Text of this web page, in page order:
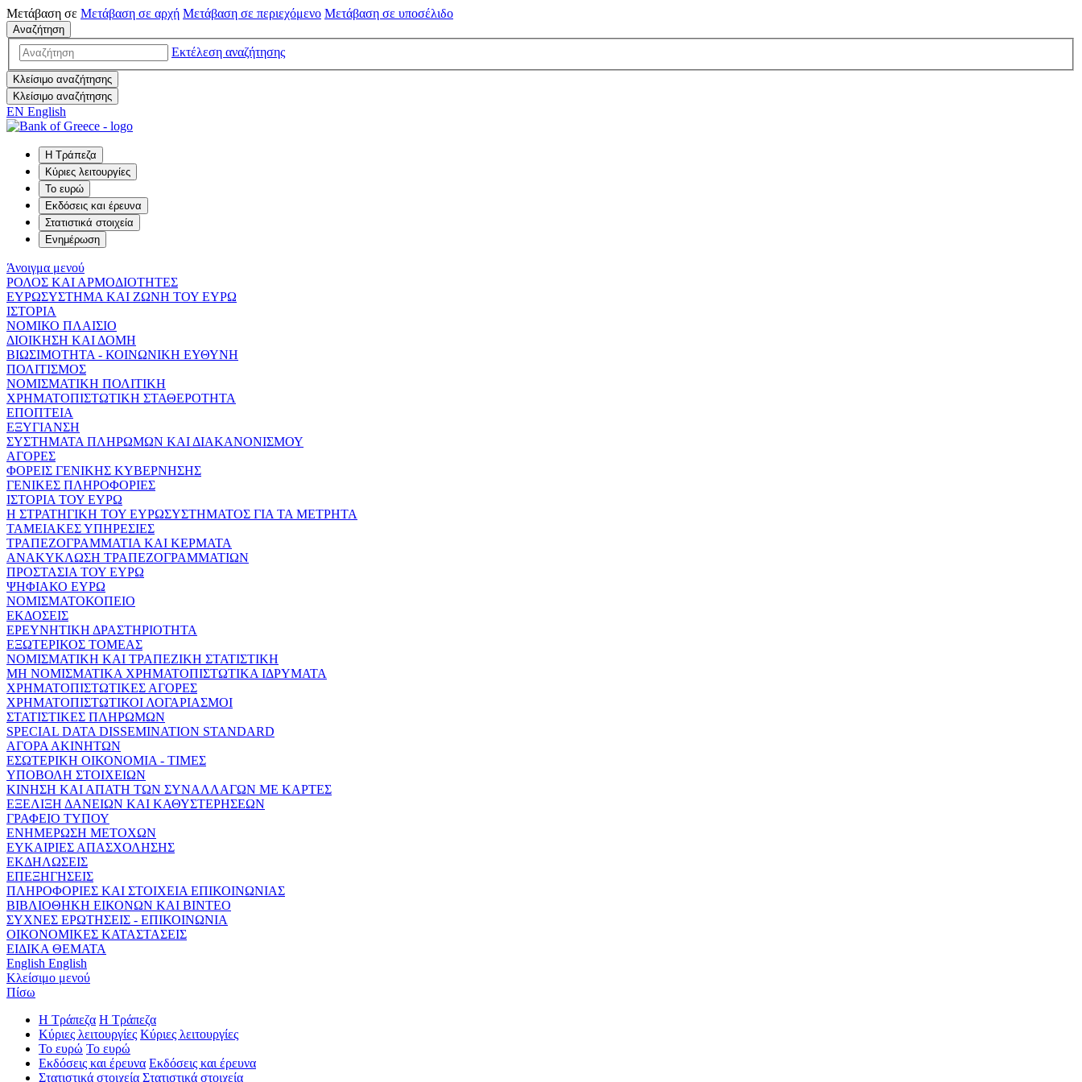
Μετάβαση σε Μετάβαση σε αρχή Μετάβαση σε περιεχόμενο Μετάβαση σε υποσέλιδο
Αναζήτηση
Εκτέλεση αναζήτησης
Κλείσιμο αναζήτησης
Κλείσιμο αναζήτησης
EN English
Η Τράπεζα
Κύριες λειτουργίες
Το ευρώ
Εκδόσεις και έρευνα
Στατιστικά στοιχεία
Ενημέρωση
Άνοιγμα μενού
ΡΟΛΟΣ ΚΑΙ ΑΡΜΟΔΙΟΤΗΤΕΣ
ΕΥΡΩΣΥΣΤΗΜΑ ΚΑΙ ΖΩΝΗ ΤΟΥ ΕΥΡΩ
ΙΣΤΟΡΙΑ
ΝΟΜΙΚΟ ΠΛΑΙΣΙΟ
ΔΙΟΙΚΗΣΗ ΚΑΙ ΔΟΜΗ
ΒΙΩΣΙΜΟΤΗΤΑ - ΚΟΙΝΩΝΙΚΗ ΕΥΘΥΝΗ
ΠΟΛΙΤΙΣΜΟΣ
ΝΟΜΙΣΜΑΤΙΚΗ ΠΟΛΙΤΙΚΗ
ΧΡΗΜΑΤΟΠΙΣΤΩΤΙΚΗ ΣΤΑΘΕΡΟΤΗΤΑ
ΕΠΟΠΤΕΙΑ
ΕΞΥΓΙΑΝΣΗ
ΣΥΣΤΗΜΑΤΑ ΠΛΗΡΩΜΩΝ ΚΑΙ ΔΙΑΚΑΝΟΝΙΣΜΟΥ
ΑΓΟΡΕΣ
ΦΟΡΕΙΣ ΓΕΝΙΚΗΣ ΚΥΒΕΡΝΗΣΗΣ
ΓΕΝΙΚΕΣ ΠΛΗΡΟΦΟΡΙΕΣ
ΙΣΤΟΡΙΑ ΤΟΥ ΕΥΡΩ
Η ΣΤΡΑΤΗΓΙΚΗ ΤΟΥ ΕΥΡΩΣΥΣΤΗΜΑΤΟΣ ΓΙΑ ΤΑ ΜΕΤΡΗΤΑ
ΤΑΜΕΙΑΚΕΣ ΥΠΗΡΕΣΙΕΣ
ΤΡΑΠΕΖΟΓΡΑΜΜΑΤΙΑ ΚΑΙ ΚΕΡΜΑΤΑ
ΑΝΑΚΥΚΛΩΣΗ ΤΡΑΠΕΖΟΓΡΑΜΜΑΤΙΩΝ
ΠΡΟΣΤΑΣΙΑ ΤΟΥ ΕΥΡΩ
ΨΗΦΙΑΚΟ ΕΥΡΩ
ΝΟΜΙΣΜΑΤΟΚΟΠΕΙΟ
ΕΚΔΟΣΕΙΣ
ΕΡΕΥΝΗΤΙΚΗ ΔΡΑΣΤΗΡΙΟΤΗΤΑ
ΕΞΩΤΕΡΙΚΟΣ ΤΟΜΕΑΣ
ΝΟΜΙΣΜΑΤΙΚΗ ΚΑΙ ΤΡΑΠΕΖΙΚΗ ΣΤΑΤΙΣΤΙΚΗ
ΜΗ ΝΟΜΙΣΜΑΤΙΚΑ ΧΡΗΜΑΤΟΠΙΣΤΩΤΙΚΑ ΙΔΡΥΜΑΤΑ
ΧΡΗΜΑΤΟΠΙΣΤΩΤΙΚΕΣ ΑΓΟΡΕΣ
ΧΡΗΜΑΤΟΠΙΣΤΩΤΙΚΟΙ ΛΟΓΑΡΙΑΣΜΟΙ
ΣΤΑΤΙΣΤΙΚΕΣ ΠΛΗΡΩΜΩΝ
SPECIAL DATA DISSEMINATION STANDARD
ΑΓΟΡΑ ΑΚΙΝΗΤΩΝ
ΕΣΩΤΕΡΙΚΗ ΟΙΚΟΝΟΜΙΑ - ΤΙΜΕΣ
ΥΠΟΒΟΛΗ ΣΤΟΙΧΕΙΩΝ
ΚΙΝΗΣΗ ΚΑΙ ΑΠΑΤΗ ΤΩΝ ΣΥΝΑΛΛΑΓΩΝ ΜΕ ΚΑΡΤΕΣ
ΕΞΕΛΙΞΗ ΔΑΝΕΙΩΝ ΚΑΙ ΚΑΘΥΣΤΕΡΗΣΕΩΝ
ΓΡΑΦΕΙΟ ΤΥΠΟΥ
ΕΝΗΜΕΡΩΣΗ ΜΕΤΟΧΩΝ
ΕΥΚΑΙΡΙΕΣ ΑΠΑΣΧΟΛΗΣΗΣ
ΕΚΔΗΛΩΣΕΙΣ
ΕΠΕΞΗΓΗΣΕΙΣ
ΠΛΗΡΟΦΟΡΙΕΣ ΚΑΙ ΣΤΟΙΧΕΙΑ ΕΠΙΚΟΙΝΩΝΙΑΣ
ΒΙΒΛΙΟΘΗΚΗ ΕΙΚΟΝΩΝ ΚΑΙ ΒΙΝΤΕΟ
ΣΥΧΝΕΣ ΕΡΩΤΗΣΕΙΣ - ΕΠΙΚΟΙΝΩΝΙΑ
ΟΙΚΟΝΟΜΙΚΕΣ ΚΑΤΑΣΤΑΣΕΙΣ
ΕΙΔΙΚΑ ΘΕΜΑΤΑ
English English
Κλείσιμο μενού
Πίσω
Η Τράπεζα Η Τράπεζα
Κύριες λειτουργίες Κύριες λειτουργίες
Το ευρώ Το ευρώ
Εκδόσεις και έρευνα Εκδόσεις και έρευνα
Στατιστικά στοιχεία Στατιστικά στοιχεία